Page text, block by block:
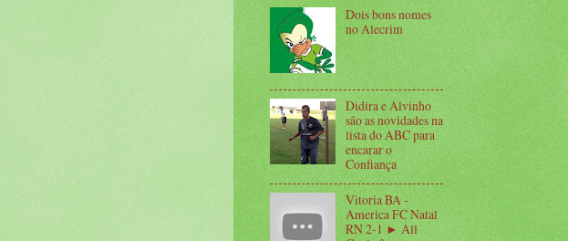
Dois bons nomes
no Alecrim
Didira e Alvinho
são as novidades na
lista do ABC para
encarar o
Confiança
Vitoria BA -
America FC Natal
RN 2-1 ► All